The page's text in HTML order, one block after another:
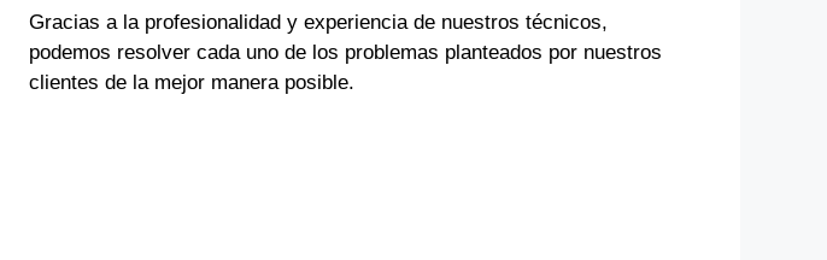
Gracias a la profesionalidad y experiencia de nuestros técnicos,
podemos resolver cada uno de los problemas planteados por nuestros
clientes de la mejor manera posible.